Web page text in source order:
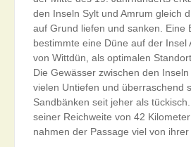
den Inseln Sylt und Amrum gleich
auf Grund liefen und sanken. Eine
bestimmte eine Düne auf der Insel
von Wittdün, als optimalen
Die Gewässer zwischen den
vielen Untiefen und überraschend
Sandbänken seit jeher als
seiner Reichweite von 42
nahmen der Passage viel von ihrer